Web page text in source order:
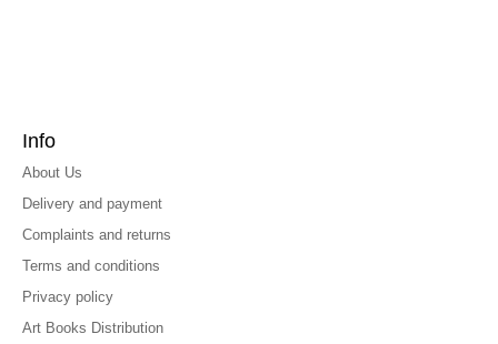
Info
About Us
Delivery and payment
Complaints and returns
Terms and conditions
Privacy policy
Art Books Distribution